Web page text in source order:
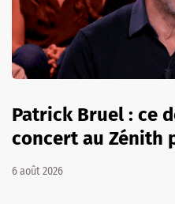
Patrick Bruel : ce
concert au Zénith
6 août 2026